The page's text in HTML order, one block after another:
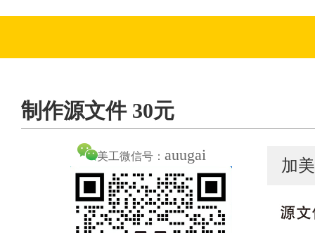
制作源文件 30元
美工微信号： auugai
加